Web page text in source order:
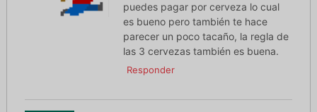
puedes pagar por cerveza lo cual
es bueno pero también te hace
parecer un poco tacaño, la regla de
las 3 cervezas también es buena.
Responder